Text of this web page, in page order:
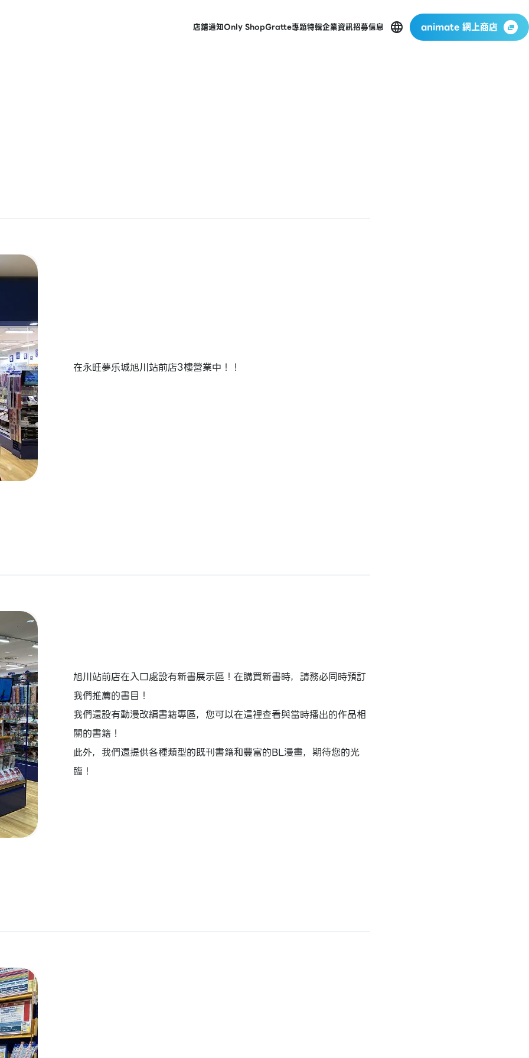
店鋪通知Only ShopGratte專題特輯企業資訊招募信息 animate 網上商店
在永旺夢乐城旭川站前店3樓營業中！！
旭川站前店在入口處設有新書展示區！在購買新書時，請務必同時預訂
我們推薦的書目！
我們還設有動漫改編書籍專區，您可以在這裡查看與當時播出的作品相
關的書籍！
此外，我們還提供各種類型的既刊書籍和豐富的BL漫畫，期待您的光
臨！